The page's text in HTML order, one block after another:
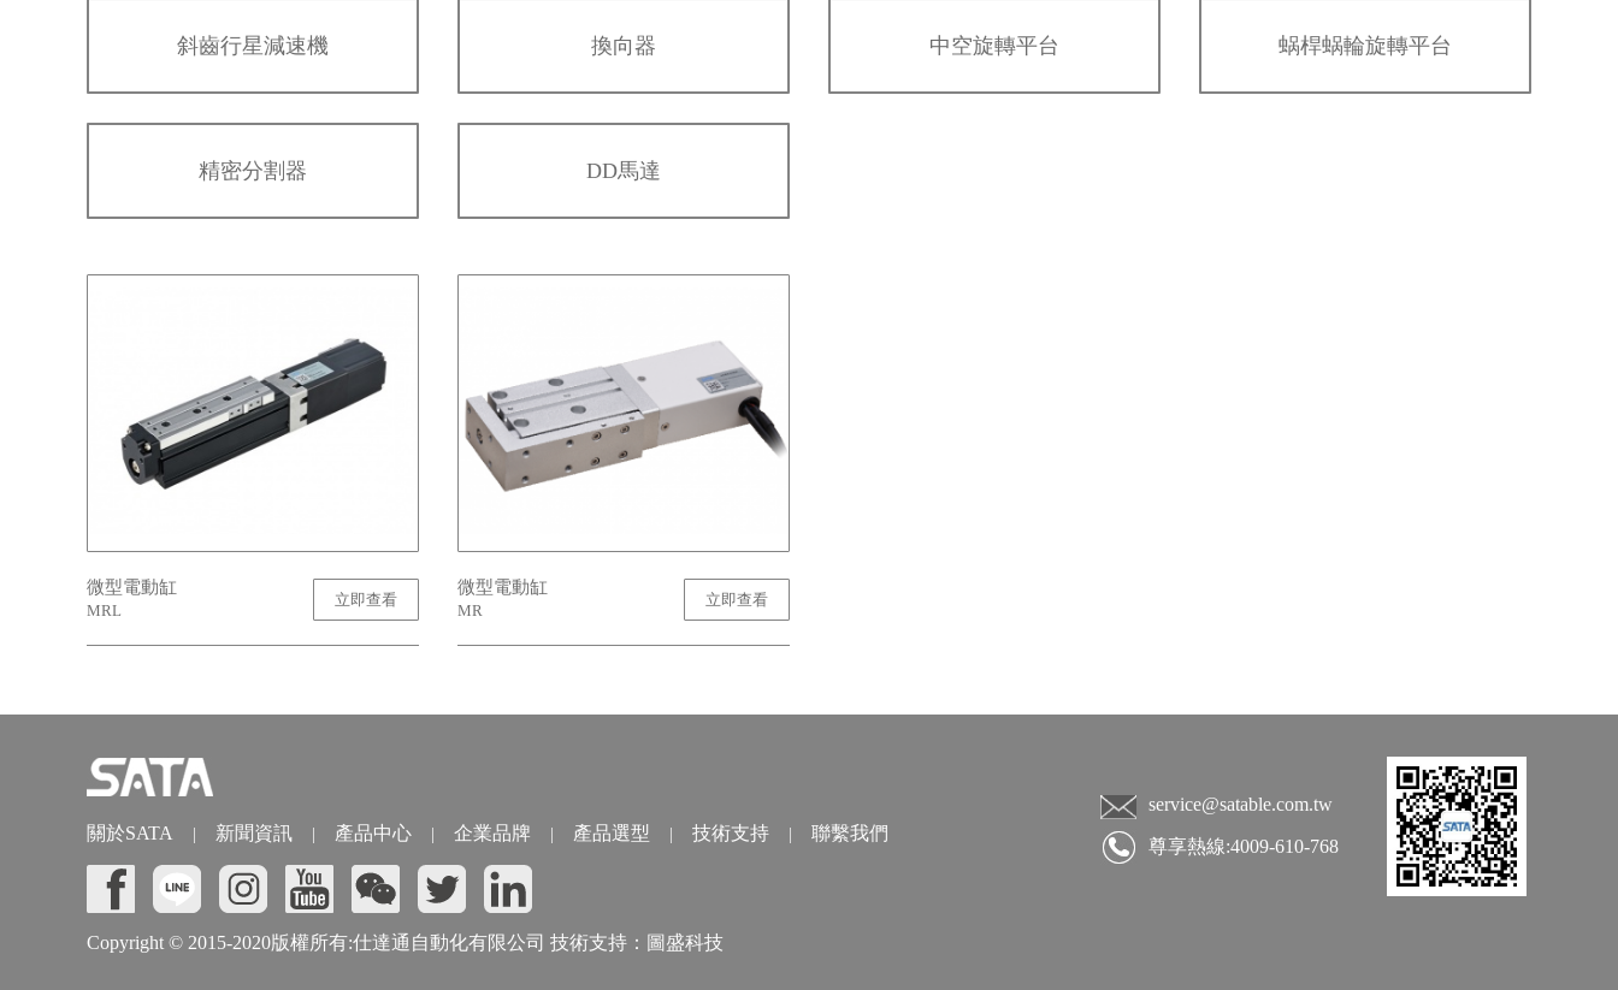
斜齒行星減速機 換向器 中空旋轉平台 蜗桿蜗輪旋轉平台
精密分割器 DD馬達
微型電動缸
MRL
立即查看
微型電動缸
MR
立即查看
service@satable.com.tw
尊享熱線:4009-610-768
關於SATA | 新聞資訊 | 產品中心 | 企業品牌 | 產品選型 | 技術支持 | 聯繫我們
Copyright © 2015-2020版權所有:仕達通自動化有限公司 技術支持： 圖盛科技